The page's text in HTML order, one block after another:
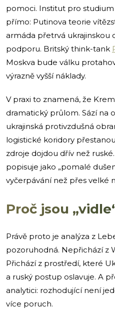
pomoci. Institut pro studium
přímo: Putinova teorie
armáda přetrvá ukrajinskou
podporu. Britský think-tank
Moskva bude válku
výrazně vyšší náklady.
V praxi to znamená, že
dramatický průlom. Sází na
ukrajinská protivzdušná
logistické koridory
zdroje dojdou dřív než
popisuje jako „pomalé
vyčerpávání než přes velké
Proč jsou
Právě proto je analýza z
pozoruhodná. Nepřichází z
Přichází z prostředí, které
a ruský postup oslavuje. A
analytici: rozhodující není
více poruch.